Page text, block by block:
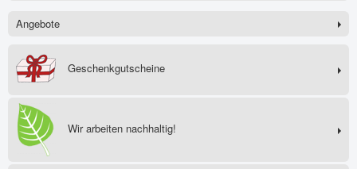
Angebote
Geschenkgutscheine
Wir arbeiten nachhaltig!